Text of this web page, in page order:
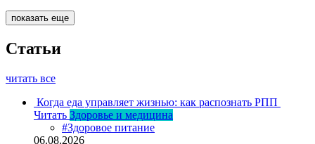
показать еще
Статьи
читать все
Когда еда управляет жизнью: как распознать РПП
Читать Здоровье и медицина
#Здоровое питание
06.08.2026